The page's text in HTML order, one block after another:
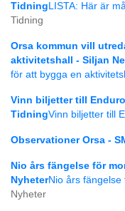
Tidning LISTA: Här är
Tidning
Orsa kommun vill
aktivitetshall - Siljan
för att bygga en
Vinn biljetter till
TidningVinn biljetter till
Observationer Orsa -
Nio års fängelse för
NyheterNio års fängelse
Nyheter